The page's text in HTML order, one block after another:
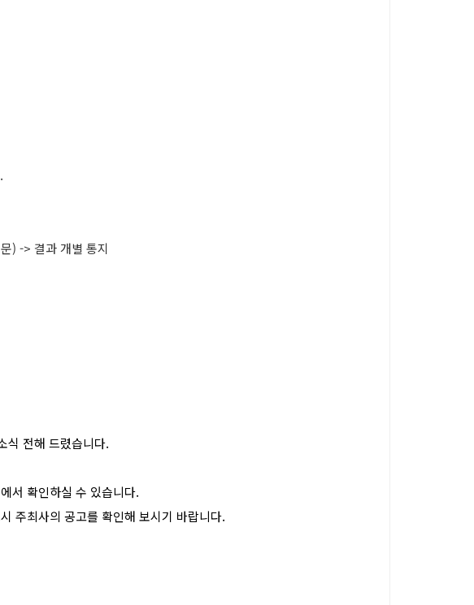
) -> 결과 개별 통지
식 전해 드렸습니다.
서 확인하실 수 있습니다.
주최사의 공고를 확인해 보시기 바랍니다.